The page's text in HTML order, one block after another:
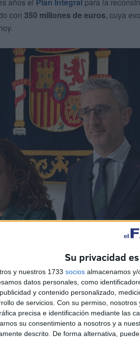
Su privacidad
y nuestros 1733 socios almacenamos
datos personales, como
y contenido personalizado,
de servicios. Con su permiso, nosotros
precisa e identificación mediante las
su consentimiento a nosotros y a
descrito. De forma alternativa,
años el Plan Integral para la
con 350 millones de euros, cuya